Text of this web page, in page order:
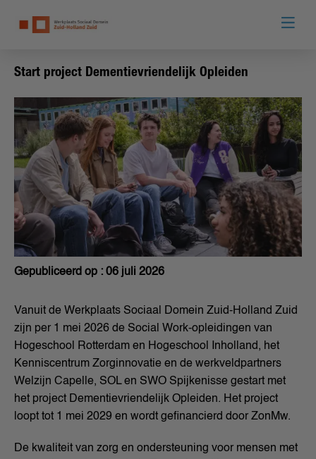
Start project Dementievriendelijk Opleiden
Gepubliceerd op : 06 juli 2026
Vanuit de Werkplaats Sociaal Domein Zuid-Holland Zuid
zijn per 1 mei 2026 de Social Work-opleidingen van
Hogeschool Rotterdam en Hogeschool Inholland, het
Kenniscentrum Zorginnovatie en de werkveldpartners
Welzijn Capelle, SOL en SWO Spijkenisse gestart met
het project Dementievriendelijk Opleiden. Het project
loopt tot 1 mei 2029 en wordt gefinancierd door ZonMw.
De kwaliteit van zorg en ondersteuning voor mensen met